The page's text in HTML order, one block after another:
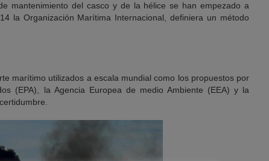
mantenimiento del casco y de la hélice se han empezado a
la Organización Marítima Internacional, definiera un método
marítimo utilizados a escala mundial como los propuestos por
(EPA), la Agencia Europea de medio Ambiente (EEA) y la